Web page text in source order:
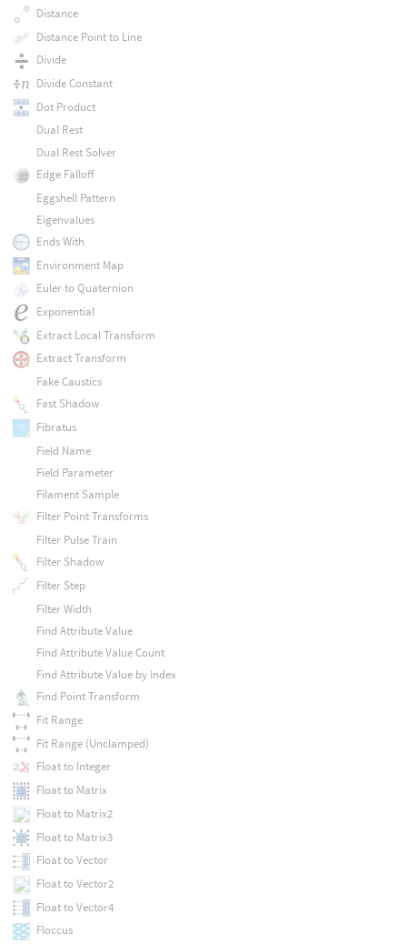
Distance
Distance Point to Line
Divide
Divide Constant
Dot Product
Dual Rest
Dual Rest Solver
Edge Falloff
Eggshell Pattern
Eigenvalues
Ends With
Environment Map
Euler to Quaternion
Exponential
Extract Local Transform
Extract Transform
Fake Caustics
Fast Shadow
Fibratus
Field Name
Field Parameter
Filament Sample
Filter Point Transforms
Filter Pulse Train
Filter Shadow
Filter Step
Filter Width
Find Attribute Value
Find Attribute Value Count
Find Attribute Value by Index
Find Point Transform
Fit Range
Fit Range (Unclamped)
Float to Integer
Float to Matrix
Float to Matrix2
Float to Matrix3
Float to Vector
Float to Vector2
Float to Vector4
Floccus